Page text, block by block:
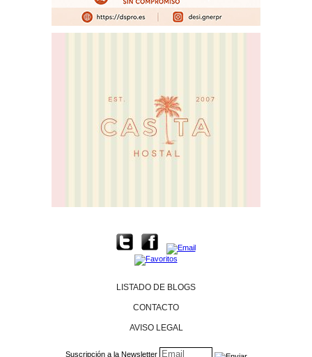
LISTADO DE BLOGS
CONTACTO
AVISO LEGAL
Suscripción a la Newsletter